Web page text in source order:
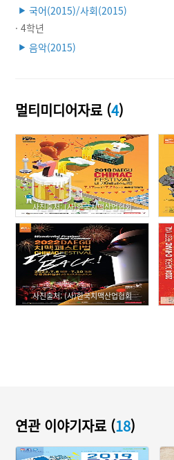
▶ 국어(2015)/사회(2015)
· 4학년
▶ 음악(2015)
멀티미디어자료 (4)
사진출처: (사)한국치맥산업협회
사진출처: (사)한국치맥산업협회
연관 이야기자료 (18)